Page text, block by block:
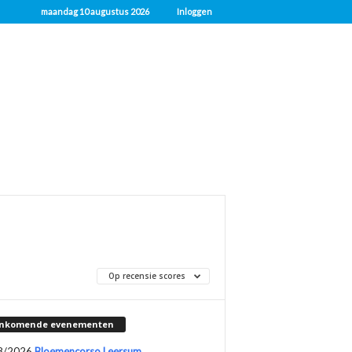
maandag 10 augustus 2026 Inloggen
Op recensie scores
evenementen